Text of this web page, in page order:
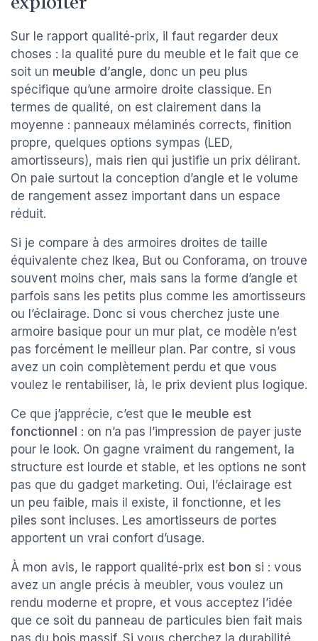
Sur le rapport qualité-prix, il faut regarder deux
choses : la qualité pure du meuble et le fait que ce
soit un meuble d’angle, donc un peu plus
spécifique qu’une armoire droite classique. En
termes de qualité, on est clairement dans la
moyenne : panneaux mélaminés corrects, finition
propre, quelques options sympas (LED,
amortisseurs), mais rien qui justifie un prix délirant.
On paie surtout la conception d’angle et le volume
de rangement assez important dans un espace
réduit.
Si je compare à des armoires droites de taille
équivalente chez Ikea, But ou Conforama, on trouve
souvent moins cher, mais sans la forme d’angle et
parfois sans les petits plus comme les amortisseurs
ou l’éclairage. Donc si vous cherchez juste une
armoire basique pour un mur plat, ce modèle n’est
pas forcément le meilleur plan. Par contre, si vous
avez un coin complètement perdu et que vous
voulez le rentabiliser, là, le prix devient plus logique.
Ce que j’apprécie, c’est que le meuble est
fonctionnel : on n’a pas l’impression de payer juste
pour le look. On gagne vraiment du rangement, la
structure est lourde et stable, et les options ne sont
pas que du gadget marketing. Oui, l’éclairage est
un peu faible, mais il existe, il fonctionne, et les
piles sont incluses. Les amortisseurs de portes
apportent un vrai confort d’usage.
À mon avis, le rapport qualité-prix est bon si : vous
avez un angle précis à meubler, vous voulez un
rendu moderne et propre, et vous acceptez l’idée
que ce soit du panneau de particules bien fait mais